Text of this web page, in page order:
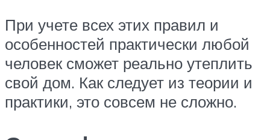
При учете всех этих правил и
особенностей практически любой
человек сможет реально утеплить
свой дом. Как следует из теории и
практики, это совсем не сложно.